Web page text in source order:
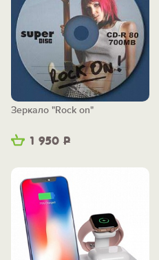
1 950 Р
Зеркало "Rock on"